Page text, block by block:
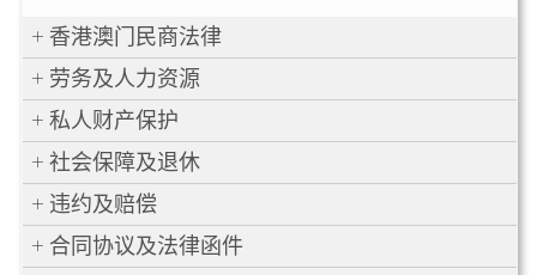
香港澳门民商法律
劳务及人力资源
私人财产保护
社会保障及退休
违约及赔偿
合同协议及法律函件